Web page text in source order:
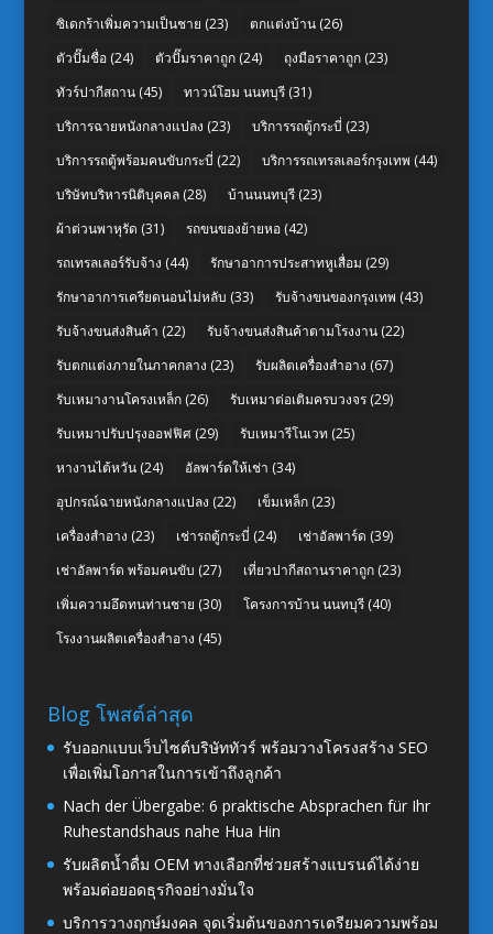
ซิเดกร้าเพิ่มความเป็นชาย (23) ตกแต่งบ้าน(26)
ตัวปั๊มชื่อ(24) ตัวปั๊มราคาถูก(24) ถุงมือราคาถูก(23)
ทัวร์ปากีสถาน(45) ทาวน์โฮม นนทบุรี(31)
บริการฉายหนังกลางแปลง (23) บริการรถตู้กระบี่ (23)
บริการรถตู้พร้อมคนขับกระบี่ (22) บริการรถเทรลเลอร์กรุงเทพ (44)
บริษัทบริหารนิติบุคคล(28) บ้านนนทบุรี(23)
ผ้าต่วนพาหุรัด (31) รถขนของย้ายหอ(42)
รถเทรลเลอร์รับจ้าง (44) รักษาอาการประสาทหูเสื่อม (29)
รักษาอาการเครียดนอนไม่หลับ (33) รับจ้างขนของกรุงเทพ (43)
รับจ้างขนส่งสินค้า (22) รับจ้างขนส่งสินค้าตามโรงงาน(22)
รับตกแต่งภายในภาคกลาง (23) รับผลิตเครื่องสำอาง (67)
รับเหมางานโครงเหล็ก(26) รับเหมาต่อเติมครบวงจร(29)
รับเหมาปรับปรุงออฟฟิศ(29) รับเหมารีโนเวท (25)
หางานไต้หวัน(24) อัลพาร์ดให้เช่า (34)
อุปกรณ์ฉายหนังกลางแปลง (22) เข็มเหล็ก(23)
เครื่องสำอาง (23) เช่ารถตู้กระบี่ (24) เช่าอัลพาร์ด (39)
เช่าอัลพาร์ด พร้อมคนขับ (27) เที่ยวปากีสถานราคาถูก(23)
เพิ่มความอึดทนท่านชาย (30) โครงการบ้าน นนทบุรี(40)
โรงงานผลิตเครื่องสำอาง (45)
Blog โพสต์ล่าสุด
รับออกแบบเว็บไซต์บริษัททัวร์ พร้อมวางโครงสร้าง SEO
เพื่อเพิ่มโอกาสในการเข้าถึงลูกค้า
Nach der Übergabe: 6 praktische Absprachen für Ihr
Ruhestandshaus nahe Hua Hin
รับผลิตน้ำดื่ม OEM ทางเลือกที่ช่วยสร้างแบรนด์ได้ง่าย
พร้อมต่อยอดธุรกิจอย่างมั่นใจ
บริการวางฤกษ์มงคล จุดเริ่มต้นของการเตรียมความพร้อม